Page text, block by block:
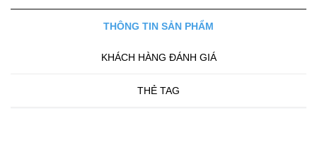
THÔNG TIN SẢN PHẨM
KHÁCH HÀNG ĐÁNH GIÁ
THẺ TAG